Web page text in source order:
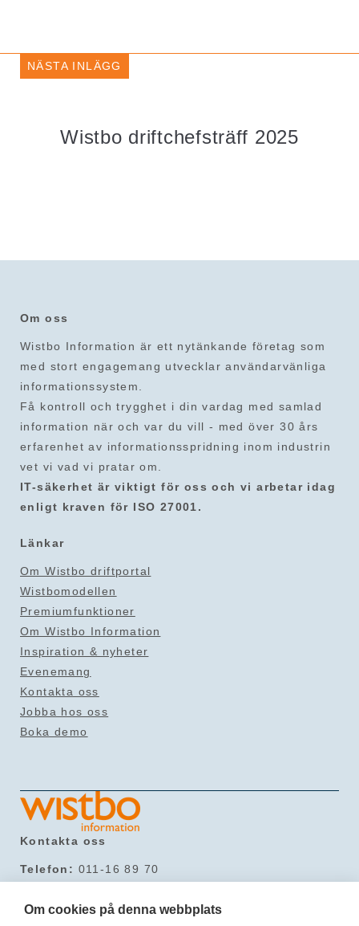
NÄSTA INLÄGG
Wistbo driftchefsträff 2025
Om oss
Wistbo Information är ett nytänkande företag som
med stort engagemang utvecklar användarvänliga
informationssystem.
Få kontroll och trygghet i din vardag med samlad
information när och var du vill - med över 30 års
erfarenhet av informationsspridning inom industrin
vet vi vad vi pratar om.
IT-säkerhet är viktigt för oss och vi arbetar idag
enligt kraven för ISO 27001.
Länkar
Om Wistbo driftportal
Wistbomodellen
Premiumfunktioner
Om Wistbo Information
Inspiration & nyheter
Evenemang
Kontakta oss
Jobba hos oss
Boka demo
Kontakta oss
Telefon: 011-16 89 70
Hitta till oss
Om cookies på denna webbplats